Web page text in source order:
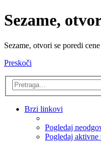
Sezame,
Sezame, otvori se poredi
Preskoči
Brzi linkovi
Pogledaj
Pogledaj aktivne